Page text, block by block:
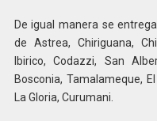
De igual manera se
de Astrea, Chiriguana,
Ibirico, Codazzi, San
Bosconia, Tamalameque,
La Gloria, Curumani.